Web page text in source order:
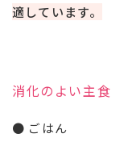
適しています。
消化のよい主食
● ごはん